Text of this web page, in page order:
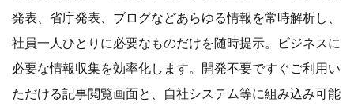
発表、省庁発表、ブログなどあらゆる情報を常時解析し、
社員一人ひとりに必要なものだけを随時提示。ビジネスに
必要な情報収集を効率化します。開発不要ですぐご利用い
ただける記事閲覧画面と、自社システム等に組み込み可能